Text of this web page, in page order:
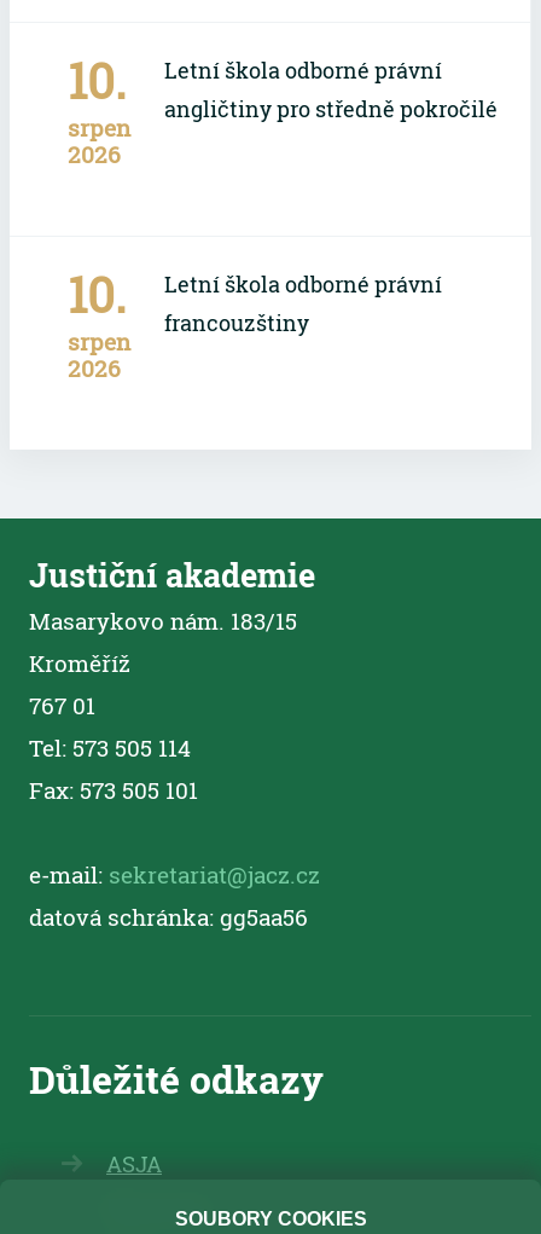
10.
srpen
2026
Letní škola odborné právní
angličtiny pro středně pokročilé
10.
srpen
2026
Letní škola odborné právní
francouzštiny
Justiční akademie
Masarykovo nám. 183/15
Kroměříž
767 01
Tel: 573 505 114
Fax: 573 505 101
e-mail: sekretariat@jacz.cz
datová schránka: gg5aa56
ASJA
ElearningSOUBORY COOKIES